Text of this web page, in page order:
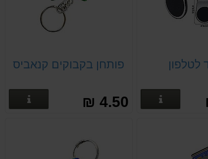
לטלפון
פרטים נוספים
פותחן בקבוקים קנאביס
4.50 ₪